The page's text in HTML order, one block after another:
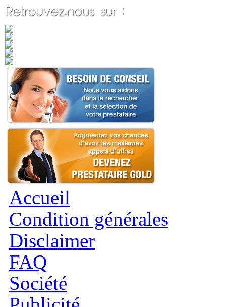
Accueil
Condition générales
Disclaimer
FAQ
Société